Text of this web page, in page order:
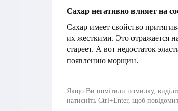
Сахар негативно влияет на
Сахар имеет свойство
их жесткими. Это отражается
стареет. А вот недостаток
появлению морщин.
Якщо Ви помітили помилку,
натисніть Ctrl+Enter, щоб